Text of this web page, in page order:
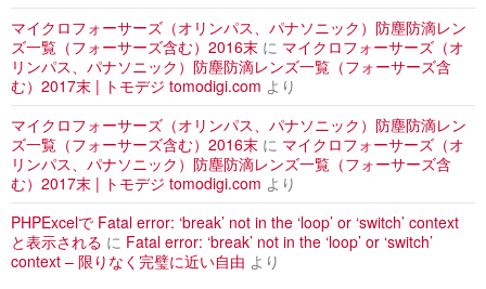
マイクロフォーサーズ（オリンパス、パナソニック）防塵防滴レン
ズ一覧（フォーサーズ含む）2016末 に マイクロフォーサーズ（オ
リンパス、パナソニック）防塵防滴レンズ一覧（フォーサーズ含
む）2017末 | トモデジ tomodigi.com より
マイクロフォーサーズ（オリンパス、パナソニック）防塵防滴レン
ズ一覧（フォーサーズ含む）2016末 に マイクロフォーサーズ（オ
リンパス、パナソニック）防塵防滴レンズ一覧（フォーサーズ含
む）2017末 | トモデジ tomodigi.com より
PHPExcelで Fatal error: ‘break’ not in the ‘loop’ or ‘switch’ context
と表示される に Fatal error: ‘break’ not in the ‘loop’ or ‘switch’
context – 限りなく完璧に近い自由 より